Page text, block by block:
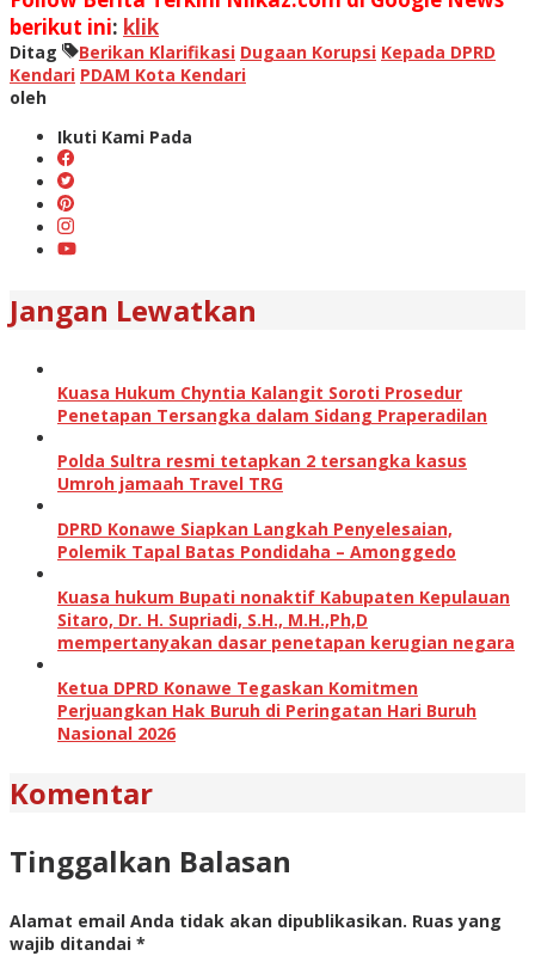
berikut ini: klik
Ditag Berikan Klarifikasi Dugaan Korupsi Kepada DPRD
Kendari PDAM Kota Kendari
oleh
Ikuti Kami Pada
Jangan Lewatkan
Kuasa Hukum Chyntia Kalangit Soroti Prosedur
Penetapan Tersangka dalam Sidang Praperadilan
Polda Sultra resmi tetapkan 2 tersangka kasus
Umroh jamaah Travel TRG
DPRD Konawe Siapkan Langkah Penyelesaian,
Polemik Tapal Batas Pondidaha – Amonggedo
Kuasa hukum Bupati nonaktif Kabupaten Kepulauan
Sitaro, Dr. H. Supriadi, S.H., M.H.,Ph,D
mempertanyakan dasar penetapan kerugian negara
Ketua DPRD Konawe Tegaskan Komitmen
Perjuangkan Hak Buruh di Peringatan Hari Buruh
Nasional 2026
Komentar
Tinggalkan Balasan
Alamat email Anda tidak akan dipublikasikan. Ruas yang
wajib ditandai *